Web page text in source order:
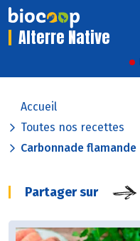
Alterre Native
Accueil
Toutes nos recettes
Carbonnade flamande
Partager sur